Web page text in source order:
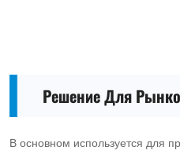
Решение Для
В основном используется для